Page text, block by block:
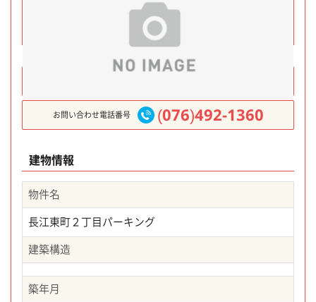
お問い合わせ電話番号 (076)492-1360
建物情報
物件名
長江東町２丁目パーキング
建築構造
築年月